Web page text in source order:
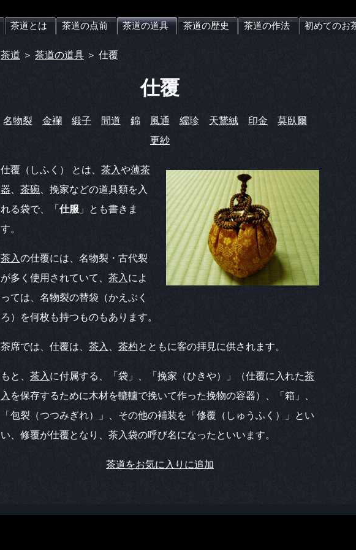
茶道とは 茶道の点前 茶道の道具 茶道の歴史 茶道の作法 初めてのお
茶道 ＞ 茶道の道具 ＞ 仕覆
仕覆
名物裂 金襴 緞子 間道 錦 風通 繻珍 天鵞絨 印金
莫臥爾
更紗
仕覆（しふく） とは、 茶入や薄茶
器
茶碗 、挽家などの道具類を入
れる袋で、「 仕服 」とも書きま
す。
茶入の仕覆には、名物裂・古代裂
が多く使用されていて、 茶入 によ
っては、名物裂の替袋（かえぶく
ろ）を何枚も持つものもあります。
茶席では、仕覆は、 茶入 茶杓とともに客の拝見に供されます。
もと、 茶入 に付属する、「袋」、「挽家（ひきや）」（仕覆に入れた茶
入 を保存するために木材を轆轤で挽いて作った挽物の容器）、「箱」、
「包裂（つつみぎれ）」、その他の補装を「修覆（しゅうふく）」とい
い、修覆が仕覆となり、茶入袋の呼び名になったといいます。
茶道をお気に入りに追加